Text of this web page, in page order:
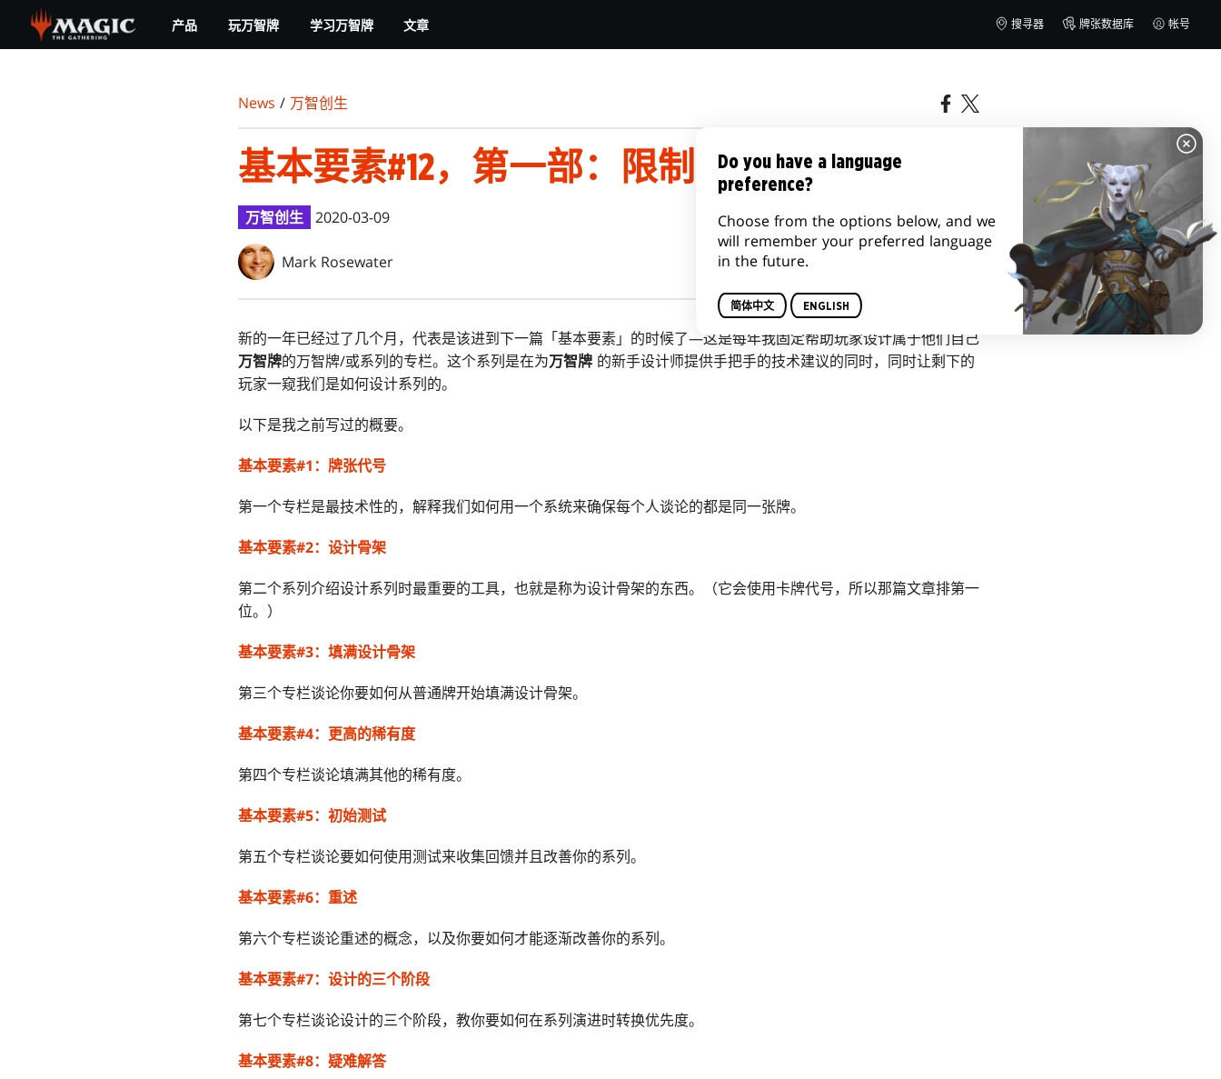
main
产品 玩万智牌 学习万智牌 文章 搜寻器 牌张数据库 帐号
News / 万智创生
基本要素#12，第一部：限制赛（机制）
万智创生 2020-03-09
Mark Rosewater
新的一年已经过了几个月，代表是该进到下一篇「基本要素」的时候了—这是每年我固定帮助玩家设计属于他们自己
万智牌的万智牌/或系列的专栏。这个系列是在为万智牌 的新手设计师提供手把手的技术建议的同时，同时让剩下的
玩家一窥我们是如何设计系列的。
以下是我之前写过的概要。
基本要素#1：牌张代号
第一个专栏是最技术性的，解释我们如何用一个系统来确保每个人谈论的都是同一张牌。
基本要素#2：设计骨架
第二个系列介绍设计系列时最重要的工具，也就是称为设计骨架的东西。（它会使用卡牌代号，所以那篇文章排第一
位。）
基本要素#3：填满设计骨架
第三个专栏谈论你要如何从普通牌开始填满设计骨架。
基本要素#4：更高的稀有度
第四个专栏谈论填满其他的稀有度。
基本要素#5：初始测试
第五个专栏谈论要如何使用测试来收集回馈并且改善你的系列。
基本要素#6：重述
第六个专栏谈论重述的概念，以及你要如何才能逐渐改善你的系列。
基本要素#7：设计的三个阶段
第七个专栏谈论设计的三个阶段，教你要如何在系列演进时转换优先度。
基本要素#8：疑难解答
Do you have a language
preference?
Choose from the options below, and we
will remember your preferred language
in the future.
简体中文 ENGLISH